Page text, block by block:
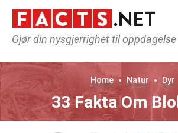
Gjør din nysgjerrighet til oppdagelse
Home Natur Dyr
33 Fakta Om